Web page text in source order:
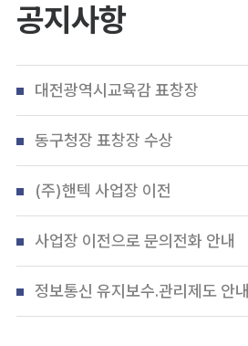
공지사항
대전광역시교육감 표창장
동구청장 표창장 수상
(주)핸텍 사업장 이전
사업장 이전으로 문의전화 안내
정보통신 유지보수.관리제도 안내